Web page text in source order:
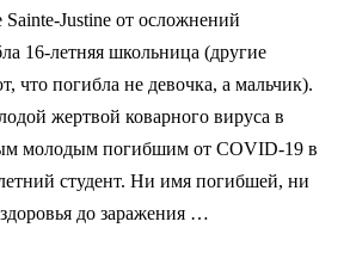
Sainte-Justine от осложнений
16-летняя школьница (другие
что погибла не девочка, а мальчик).
жертвой коварного вируса в
молодым погибшим от COVID-19 в
студент. Ни имя погибшей, ни
до заражения …